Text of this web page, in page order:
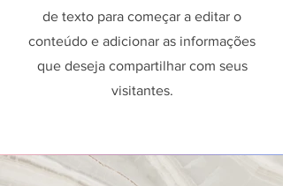
de texto para começar a editar o
conteúdo e adicionar as informações
que deseja compartilhar com seus
visitantes.